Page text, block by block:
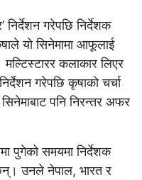
निर्देशन गरेपछि निर्देशक
यो सिनेमामा आफूलाई
कलाकार लिएर
गरेपछि कृषाको चर्चा
पनि निरन्तर अफर
पुगेको समयमा निर्देशक
उनले नेपाल, भारत र